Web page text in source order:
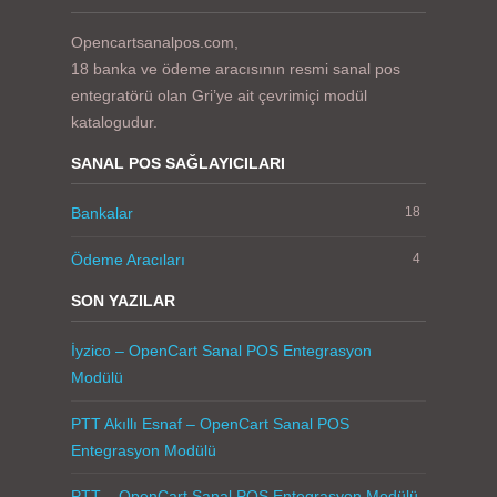
Opencartsanalpos.com,
18 banka ve ödeme aracısının resmi sanal pos
entegratörü olan Gri’ye ait çevrimiçi modül
katalogudur.
SANAL POS SAĞLAYICILARI
Bankalar 18
Ödeme Aracıları 4
SON YAZILAR
İyzico – OpenCart Sanal POS Entegrasyon
Modülü
PTT Akıllı Esnaf – OpenCart Sanal POS
Entegrasyon Modülü